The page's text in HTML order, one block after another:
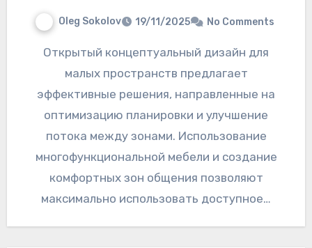
Oleg Sokolov 19/11/2025 No Comments
Открытый концептуальный дизайн для
малых пространств предлагает
эффективные решения, направленные на
оптимизацию планировки и улучшение
потока между зонами. Использование
многофункциональной мебели и создание
комфортных зон общения позволяют
максимально использовать доступное…